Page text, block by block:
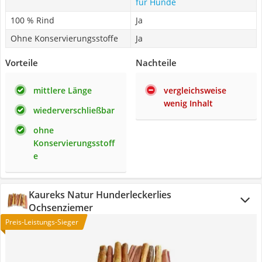
100 % Rind
Ja
Ohne Konservierungsstoffe
Ja
Vorteile
mittlere Länge
wiederverschließbar
ohne
Konservierungsstoff
e
Nachteile
vergleichsweise
wenig Inhalt
Kaureks Natur Hunderleckerlies
Ochsenziemer
Preis-Leistungs-Sieger